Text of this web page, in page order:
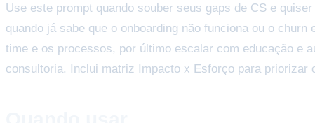
Use este prompt quando souber seus gaps de CS e
quando já sabe que o onboarding não funciona ou o
time e os processos, por último escalar com educação e
consultoria. Inclui matriz Impacto x Esforço para priorizar